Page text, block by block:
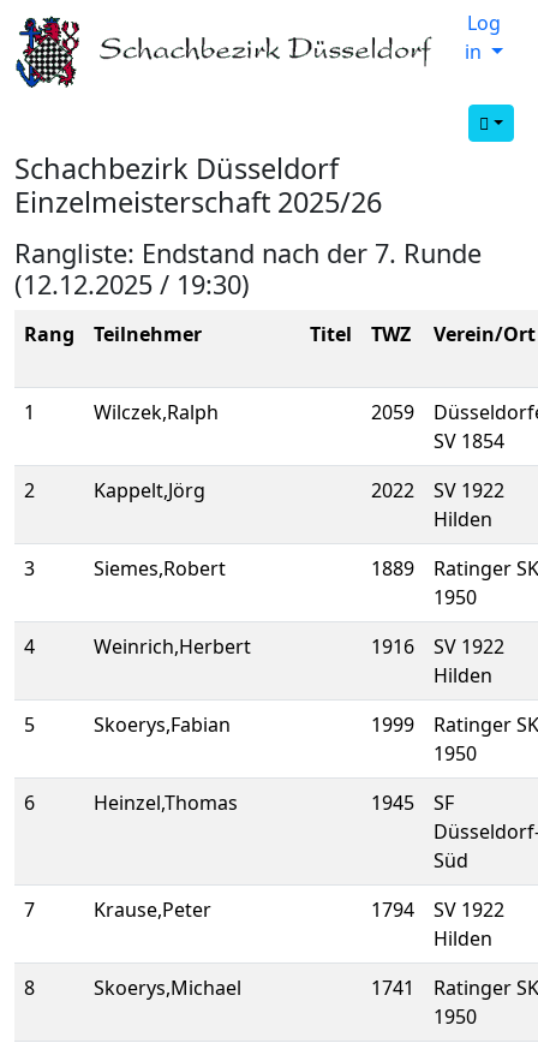
Log
in
Schachbezirk Düsseldorf
Einzelmeisterschaft 2025/26
Rangliste: Endstand nach der 7. Runde
(12.12.2025 / 19:30)
Rang Teilnehmer Titel TWZ Verein/Ort
1 Wilczek,Ralph 2059
SV 1854
2
Kappelt,Jörg 2022
SV 1922
Hilden
3
Siemes,Robert 1889
Ratinger SK
1950
4
Weinrich,Herbert 1916
SV 1922
Hilden
5
Skoerys,Fabian 1999
Ratinger SK
1950
6
Heinzel,Thomas 1945
SF
Süd
7
Krause,Peter 1794
SV 1922
Hilden
8
Skoerys,Michael 1741
Ratinger SK
1950